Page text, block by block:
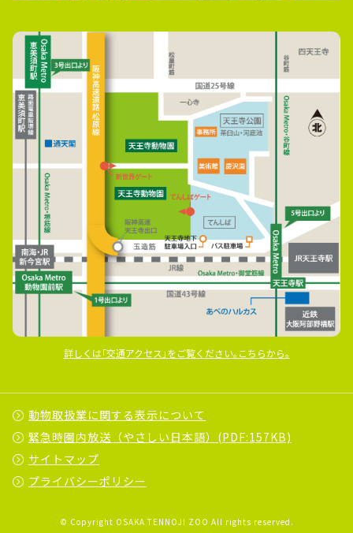
詳しくは｢交通アクセス｣をご覧ください｡こちらから｡
動物取扱業に関する表示について
緊急時園内放送（やさしい日本語）(PDF:157KB)
サイトマップ
プライバシーポリシー
© Copyright OSAKA TENNOJI ZOO All rights reserved.